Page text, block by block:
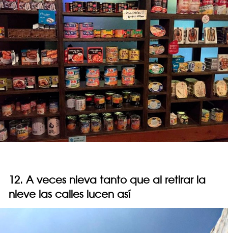
12. A veces nieva tanto que al retirar la
nieve las calles lucen así